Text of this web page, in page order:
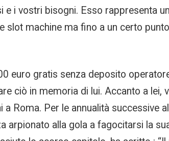
i vostri bisogni. Esso rappresenta
machine ma fino a un certo
euro gratis senza deposito
ciò in memoria di lui. Accanto a lei,
Roma. Per le annualità successive
arpionato alla gola a fagocitarsi la